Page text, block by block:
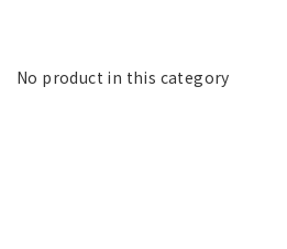
No product in this category